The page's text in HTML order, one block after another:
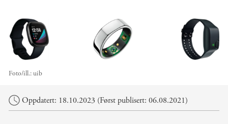
Foto/ill.:uib
Hovedinnhold
Oppdatert: 18.10.2023 (Først publisert: 06.08.2021)